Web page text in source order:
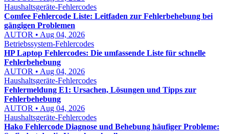
Haushaltsgeräte-Fehlercodes
Comfee Fehlercode Liste: Leitfaden zur Fehlerbehebung bei
gängigen Problemen
AUTOR • Aug 04, 2026
Betriebssystem-Fehlercodes
HP Laptop Fehlercodes: Die umfassende Liste für schnelle
Fehlerbehebung
AUTOR • Aug 04, 2026
Haushaltsgeräte-Fehlercodes
Fehlermeldung E1: Ursachen, Lösungen und Tipps zur
Fehlerbehebung
AUTOR • Aug 04, 2026
Haushaltsgeräte-Fehlercodes
Hako Fehlercode Diagnose und Behebung häufiger Probleme: